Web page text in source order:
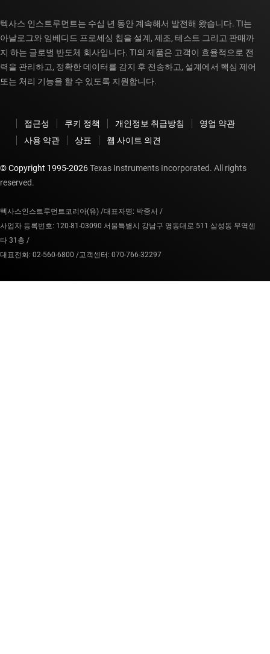
텍사스 인스트루먼트는 수십 년 동안 계속해서 발전해 왔습니다. TI는
아날로그와 임베디드 프로세싱 칩을 설계, 제조, 테스트 그리고 판매까
지 하는 글로벌 반도체 회사입니다. TI의 제품은 고객이 효율적으로 전
력을 관리하고, 정확한 데이터를 감지 후 전송하고, 설계에서 핵심 제어
또는 처리 기능을 할 수 있도록 지원합니다.
접근성 쿠키 정책 개인정보 취급방침
영업 약관
사용 약관
상표 웹 사이트 의견
© Copyright 1995-2026Texas Instruments Incorporated. All rights
reserved.
텍사스인스트루먼트코리아(유) /대표자명: 박중서 /
사업자 등록번호: 120-81-03090 서울특별시 강남구 영동대로 511 삼성동 무역센
타 31층 /
대표전화: 02-560-6800 /고객센터: 070-766-32297